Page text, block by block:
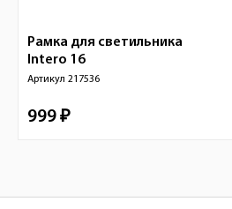
Рамка для светильника
Intero 16
Артикул 217536
999 ₽